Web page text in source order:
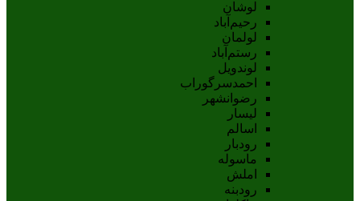
لوشان
رحیم‌آباد
لولمان
رستم‌آباد
لوندویل
احمدسرگوراب
رضوانشهر
لیسار
اسالم
رودبار
ماسوله
املش
رودبنه